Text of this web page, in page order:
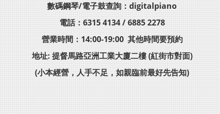
數碼鋼琴/電子鼓查詢：digitalpiano
電話：6315 4134 / 6885 2278
營業時間：14:00-19:00 其他時間要預約
地址: 提督馬路亞洲工業大廈二樓 (紅街市對面)
(小本經營，人手不足，如親臨前最好先告知)